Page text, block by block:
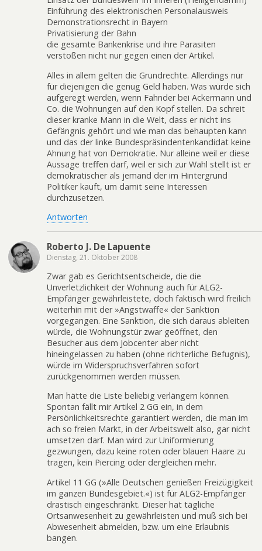
Einführung des elektronischen Personalausweis
Demonstrationsrecht in Bayern
Privatisierung der Bahn
die gesamte Bankenkrise und ihre Parasiten
verstoßen nicht nur gegen einen der Artikel.
Alles in allem gelten die Grundrechte. Allerdings nur
für diejenigen die genug Geld haben. Was würde sich
aufgeregt werden, wenn Fahnder bei Ackermann und
Co. die Wohnungen auf den Kopf stellen. Da schreit
dieser kranke Mann in die Welt, dass er nicht ins
Gefängnis gehört und wie man das behaupten kann
und das der linke Bundespräsindentenkandidat keine
Ahnung hat von Demokratie. Nur alleine weil er diese
Aussage treffen darf, weil er sich zur Wahl stellt ist er
demokratischer als jemand der im Hintergrund
Politiker kauft, um damit seine Interessen
durchzusetzen.
Antworten
Roberto J. De Lapuente
Dienstag, 21. Oktober 2008
Zwar gab es Gerichtsentscheide, die die
Unverletzlichkeit der Wohnung auch für ALG2-
Empfänger gewährleistete, doch faktisch wird freilich
weiterhin mit der »Angstwaffe« der Sanktion
vorgegangen. Eine Sanktion, die sich daraus ableiten
würde, die Wohnungstür zwar geöffnet, den
Besucher aus dem Jobcenter aber nicht
hineingelassen zu haben (ohne richterliche Befugnis),
würde im Widerspruchsverfahren sofort
zurückgenommen werden müssen.
Man hätte die Liste beliebig verlängern können.
Spontan fällt mir Artikel 2 GG ein, in dem
Persönlichkeitsrechte garantiert werden, die man im
ach so freien Markt, in der Arbeitswelt also, gar nicht
umsetzen darf. Man wird zur Uniformierung
gezwungen, dazu keine roten oder blauen Haare zu
tragen, kein Piercing oder dergleichen mehr.
Artikel 11 GG (»Alle Deutschen genießen Freizügigkeit
im ganzen Bundesgebiet.«) ist für ALG2-Empfänger
drastisch eingeschränkt. Dieser hat tägliche
Ortsanwesenheit zu gewährleisten und muß sich bei
Abwesenheit abmelden, bzw. um eine Erlaubnis
bangen.